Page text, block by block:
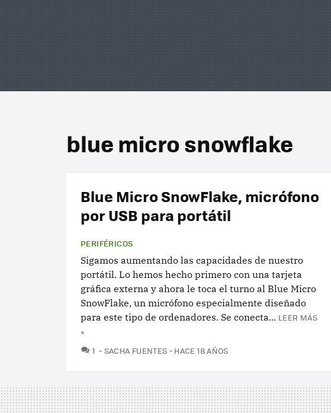
blue micro snowflake
Blue Micro SnowFlake, micrófono
por USB para portátil
PERIFÉRICOS
Sigamos aumentando las capacidades de nuestro
portátil. Lo hemos hecho primero con una tarjeta
gráfica externa y ahora le toca el turno al Blue Micro
SnowFlake, un micrófono especialmente diseñado
para este tipo de ordenadores. Se conecta... LEER MÁS
»
1 COMENTARIOS
SACHA FUENTES HACE 18 AÑOS